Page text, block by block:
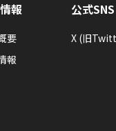
報
要
報
公式SNS
X (旧